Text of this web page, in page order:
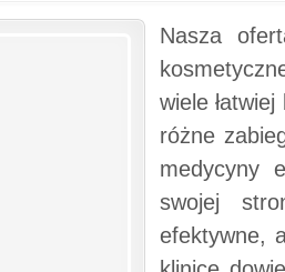
Nasza
wiele
różne
medycyny
swojej
efektywne,